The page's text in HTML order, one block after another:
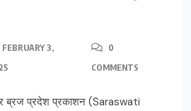
FEBRUARY 3,
0
COMMENTS
ब्रज प्रदेश प्रकाशन (Saraswati